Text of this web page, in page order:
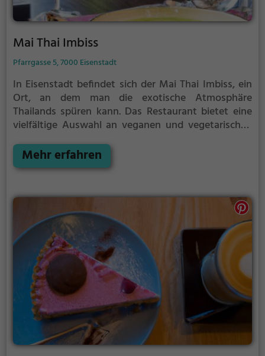
Mai Thai Imbiss
Pfarrgasse 5, 7000 Eisenstadt
In Eisenstadt befindet sich der Mai Thai Imbiss, ein
Ort, an dem man die exotische Atmosphäre
Thailands spüren kann. Das Restaurant bietet eine
vielfältige Auswahl an veganen und vegetarischen
gesund sind. Der Imbiss überzeugt nicht nur mit
leckerem Essen, sondern auch mit einer
zu den exotischen Gerichten passen. Tauche ein in
die Welt Thailands, probiere die vielfältigen
Geschmacksrichtungen und erlebe einen
kulinarischen Ausflug in die einzigartige
thailändische Küche. Wer auf der Suche nach einem
außergewöhnlichen Geschmackserlebnis ist, sollte
unbedingt einen Besuch im Mai Thai Imbiss
einplanen.
Mehr erfahren